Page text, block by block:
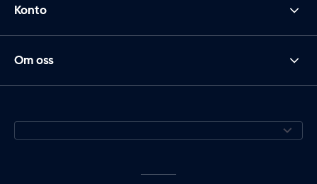
Konto
Om oss